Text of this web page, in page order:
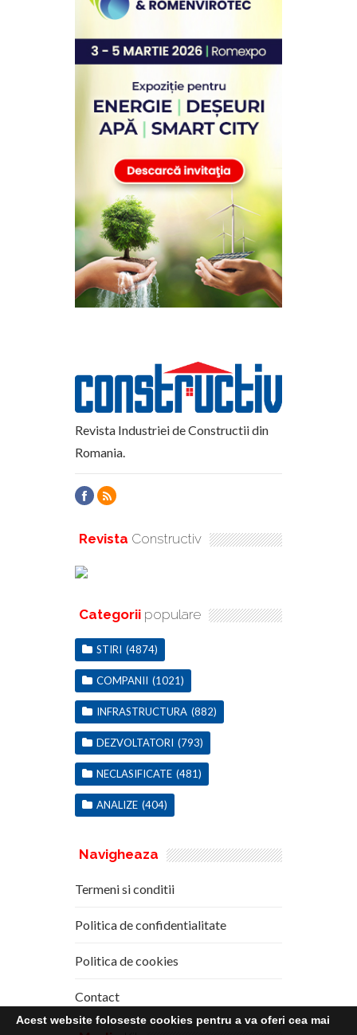
Revista Industriei de Constructii din
Romania.
Revista Constructiv
Categorii populare
STIRI (4874)
COMPANII (1021)
INFRASTRUCTURA (882)
DEZVOLTATORI (793)
NECLASIFICATE (481)
ANALIZE (404)
Navigheaza
Termeni si conditii
Politica de confidentialitate
Politica de cookies
Contact
Acest website foloseste cookies pentru a va oferi cea mai